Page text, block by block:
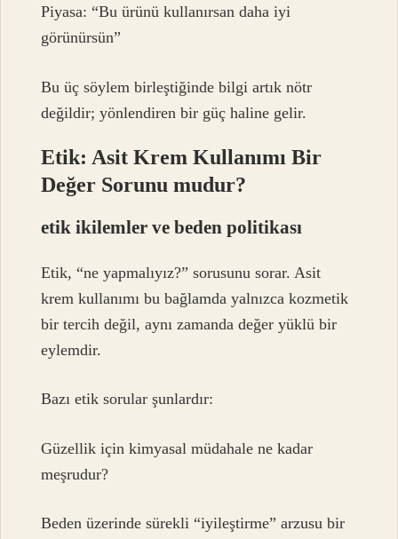
Piyasa: “Bu ürünü kullanırsan daha iyi
görünürsün”
Bu üç söylem birleştiğinde bilgi artık nötr
değildir; yönlendiren bir güç haline gelir.
Etik: Asit Krem Kullanımı Bir
Değer Sorunu mudur?
etik ikilemler ve beden politikası
Etik, “ne yapmalıyız?” sorusunu sorar. Asit
krem kullanımı bu bağlamda yalnızca kozmetik
bir tercih değil, aynı zamanda değer yüklü bir
eylemdir.
Bazı etik sorular şunlardır:
Güzellik için kimyasal müdahale ne kadar
meşrudur?
Beden üzerinde sürekli “iyileştirme” arzusu bir